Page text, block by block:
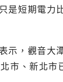
短期電
示，觀音
市、新北